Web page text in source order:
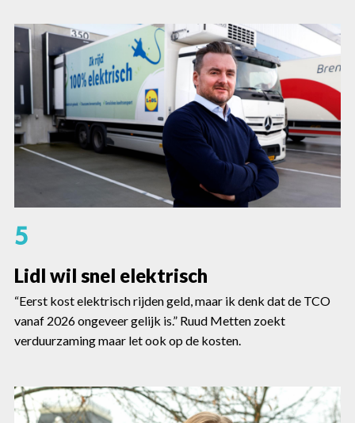
5
Lidl wil snel elektrisch
“Eerst kost elektrisch rijden geld, maar ik denk dat de TCO
vanaf 2026 ongeveer gelijk is.” Ruud Metten zoekt
verduurzaming maar let ook op de kosten.